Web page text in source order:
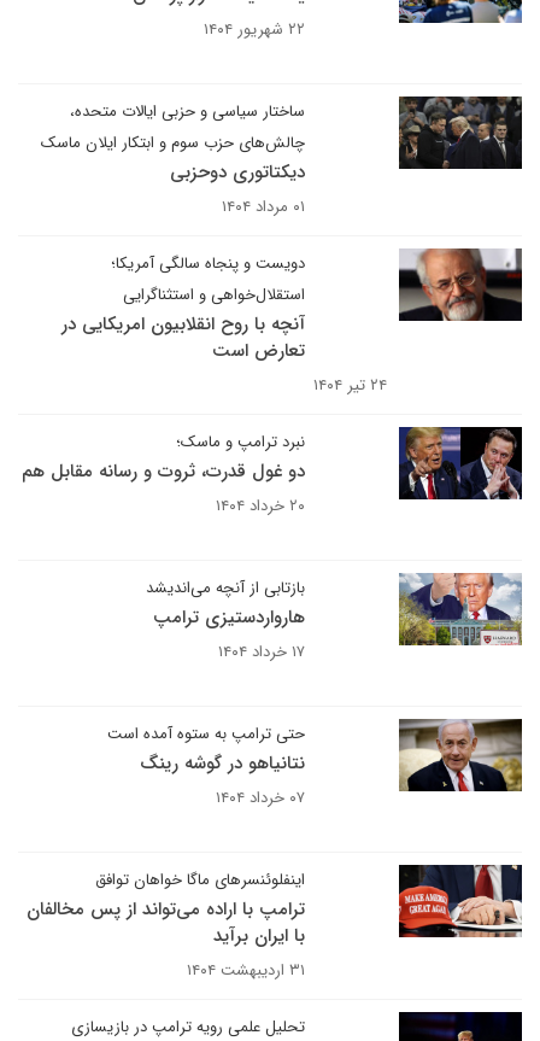
۲۲ شهریور ۱۴۰۴
ساختار سیاسی و حزبی ایالات متحده،
چالش‌های حزب سوم و ابتکار ایلان ماسک
دیکتاتوری دوحزبی
۰۱ مرداد ۱۴۰۴
دویست و پنجاه سالگی آمریکا؛
استقلال‌خواهی و استثناگرایی
آنچه با روح انقلابیون امریکایی در
تعارض است
۲۴ تیر ۱۴۰۴
نبرد ترامپ و ماسک؛
دو غول قدرت، ثروت و رسانه مقابل هم
۲۰ خرداد ۱۴۰۴
بازتابی از آنچه می‌اندیشد
هارواردستیزی ترامپ
۱۷ خرداد ۱۴۰۴
حتی ترامپ به ستوه آمده است
نتانیاهو در گوشه رینگ
۰۷ خرداد ۱۴۰۴
اینفلوئنسرهای ماگا خواهان توافق
ترامپ با اراده می‌تواند از پس مخالفان
با ایران برآید
۳۱ اردیبهشت ۱۴۰۴
تحلیل علمی رویه ترامپ در بازیسازی